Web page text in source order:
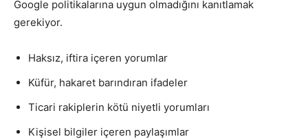
Google politikalarına uygun olmadığını kanıtlamak
gerekiyor.
Haksız, iftira içeren yorumlar
Küfür, hakaret barındıran ifadeler
Ticari rakiplerin kötü niyetli yorumları
Kişisel bilgiler içeren paylaşımlar